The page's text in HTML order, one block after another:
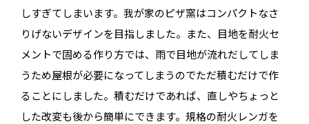
しすぎてしまいます。我が家のピザ窯はコンパクトなさ
りげないデザインを目指しました。また、目地を耐火セ
メントで固める作り方では、雨で目地が流れだしてしま
うため屋根が必要になってしまうのでただ積むだけで作
ることにしました。積むだけであれば、直しやちょっと
した改変も後から簡単にできます。規格の耐火レンガを